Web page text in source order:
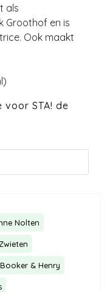
als
Groothof en is
Ook maakt
STA! de
Nolten
Booker & Henry